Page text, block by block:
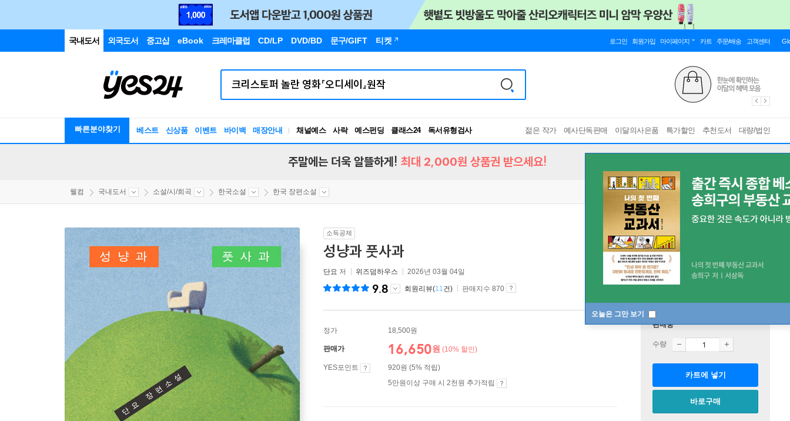
국내도서 외국도서 중고샵 eBook 크레마클럽 CD/LP DVD/BD 문구/GIFT 티켓 로그인 회원가입 마이페이지 카트 주문/배송 고객센터
빠른분야찾기 베스트 신상품 이벤트 바이백 매장안내 채널예스 사락 예스펀딩 클래스24
RBTI Lab
젊은 작가 예사단독판매 이달의사은품 특가할인 추천도서 대량/법인
오늘은 그만 보기
주말에는 더욱 알뜰하게! 최대 2,000원 상품권 받으세요!
웰컴 국내도서 소설/시/희곡 한국소설 한국 장편소설
소득공제
성냥과 풋사과
단요 저 위즈덤하우스 2026년 03월 04일
9.8 회원리뷰(11건) 판매지수 870
정가 18,500원
판매가 16,650원 (10% 할인)
YES포인트
920원 (5% 적립)
5만원이상 구매 시 2천원 추가적립
판매중
수량
카트에 넣기
바로구매